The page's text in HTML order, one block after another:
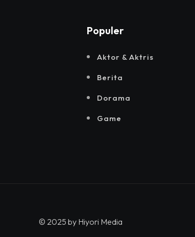
Populer
Aktor & Aktris
Berita
Dorama
Game
© 2025 by Hiyori Media